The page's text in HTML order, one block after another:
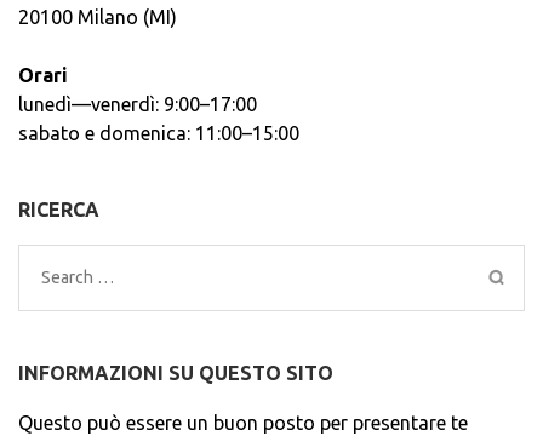
20100 Milano (MI)
Orari
lunedì—venerdì: 9:00–17:00
sabato e domenica: 11:00–15:00
RICERCA
Search
for:
INFORMAZIONI SU QUESTO SITO
Questo può essere un buon posto per presentare te